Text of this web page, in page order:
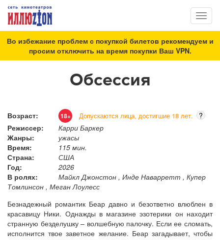
Во избежание проблем с покупкой билетов рекомендуем и
просим отключить на время покупки Ваш VPN.
Обсессия
Возраст: 18+ Допускаются лица, достигшие 18 лет.
?
Режиссер:
Карри Баркер
Жанры:
ужасы
Время:
115 мин.
Страна:
США
Год:
2026
В ролях:
Майкл Джонстон , Инде Наварретт , Купер
Томлинсон , Меган Лоулесс
Безнадежный романтик Беар давно и безответно влюблен в
красавицу Ники. Однажды в магазине эзотерики он находит
странную безделушку – волшебную палочку. Если ее сломать,
исполнится твое заветное желание. Беар загадывает, чтобы